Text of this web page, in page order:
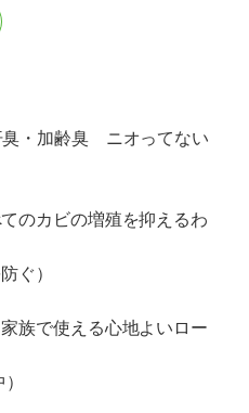
臭・加齢臭 ニオってない
のカビの増殖を抑えるわ
ぐ）
族で使える心地よいロー